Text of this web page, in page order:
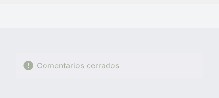
FACEBOOK
TWITTERFLIPBOARD
E-
WHATSAPP
Comentarios cerrados